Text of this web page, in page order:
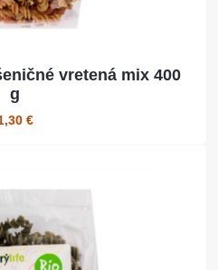
vretená mix 400
g
€